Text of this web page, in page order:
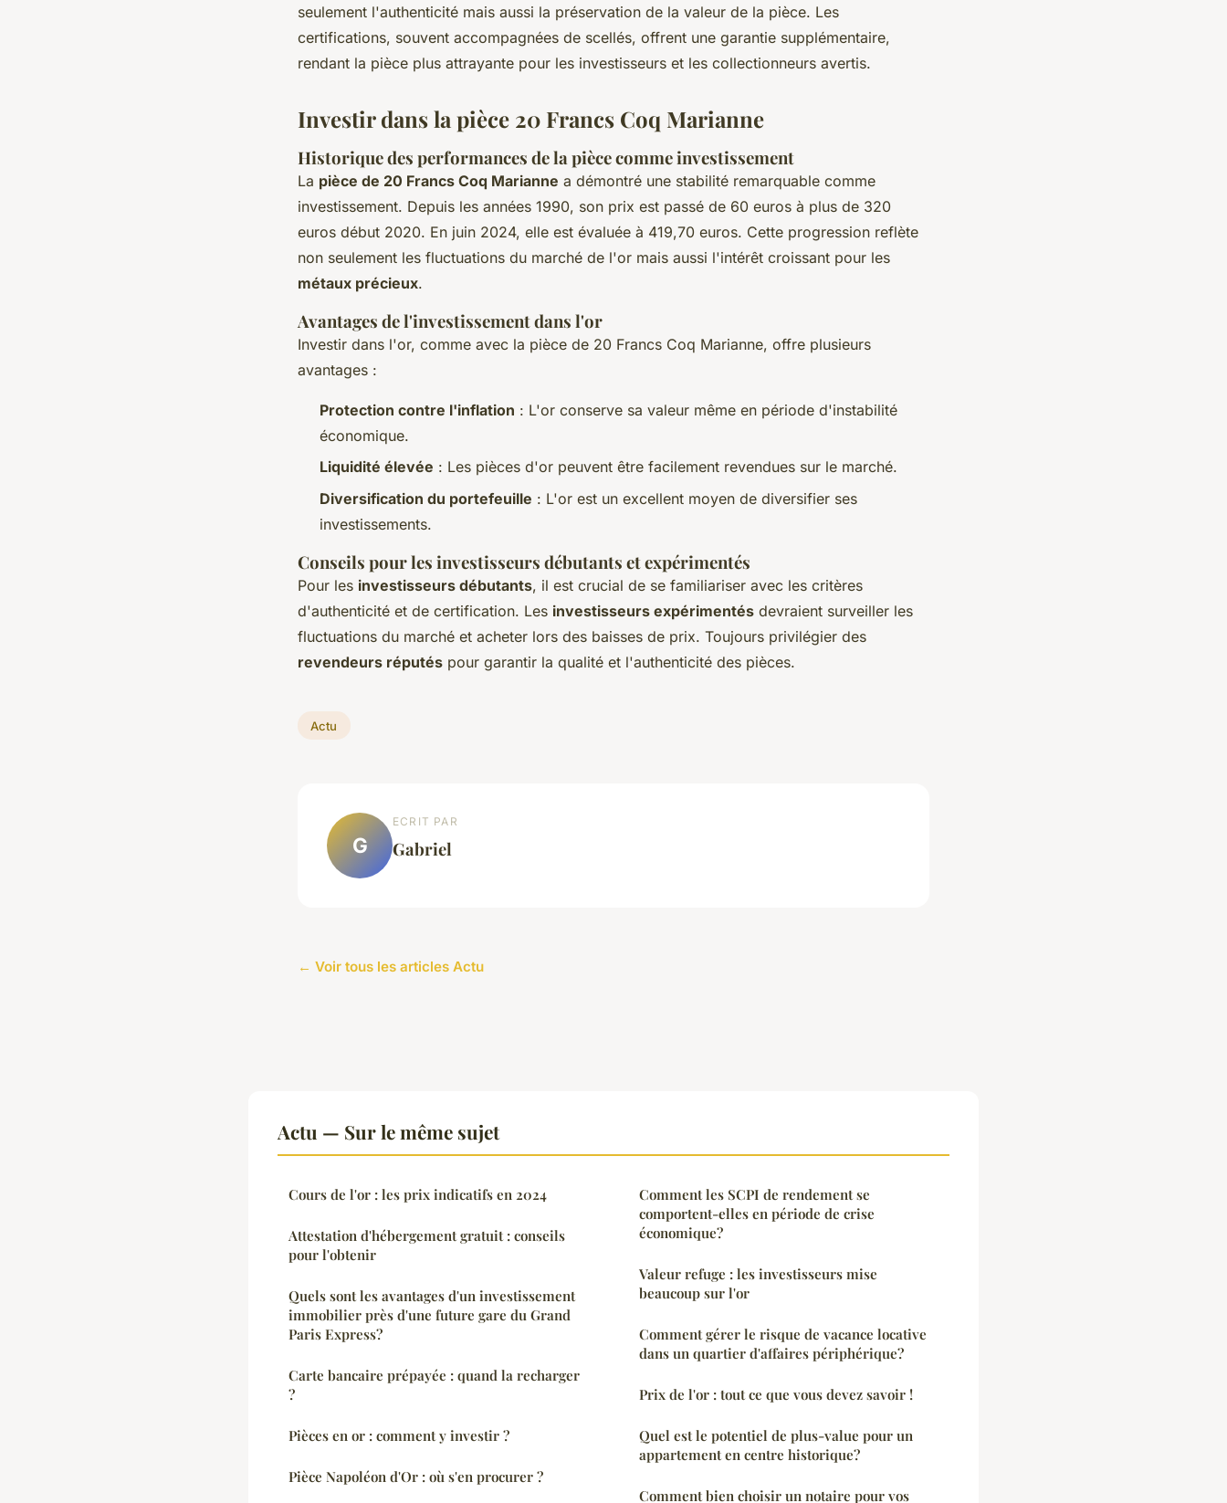
seulement l'authenticité mais aussi la préservation de la valeur de la pièce. Les
certifications, souvent accompagnées de scellés, offrent une garantie supplémentaire,
rendant la pièce plus attrayante pour les investisseurs et les collectionneurs avertis.
Investir dans la pièce 20 Francs Coq Marianne
Historique des performances de la pièce comme investissement
La pièce de 20 Francs Coq Marianne a démontré une stabilité remarquable comme
investissement. Depuis les années 1990, son prix est passé de 60 euros à plus de 320
euros début 2020. En juin 2024, elle est évaluée à 419,70 euros. Cette progression reflète
non seulement les fluctuations du marché de l'or mais aussi l'intérêt croissant pour les
métaux précieux.
Avantages de l'investissement dans l'or
Investir dans l'or, comme avec la pièce de 20 Francs Coq Marianne, offre plusieurs
avantages :
Protection contre l'inflation : L'or conserve sa valeur même en période d'instabilité
économique.
Liquidité élevée : Les pièces d'or peuvent être facilement revendues sur le marché.
Diversification du portefeuille : L'or est un excellent moyen de diversifier ses
investissements.
Conseils pour les investisseurs débutants et expérimentés
Pour les investisseurs débutants, il est crucial de se familiariser avec les critères
d'authenticité et de certification. Les investisseurs expérimentés devraient surveiller les
fluctuations du marché et acheter lors des baisses de prix. Toujours privilégier des
revendeurs réputés pour garantir la qualité et l'authenticité des pièces.
Actu
G
ECRIT PAR
Gabriel
← Voir tous les articles Actu
Actu — Sur le même sujet
Cours de l'or : les prix indicatifs en 2024
Attestation d'hébergement gratuit : conseils
pour l'obtenir
Quels sont les avantages d'un investissement
immobilier près d'une future gare du Grand
Paris Express?
Carte bancaire prépayée : quand la recharger
?
Pièces en or : comment y investir ?
Pièce Napoléon d'Or : où s'en procurer ?
Comment les SCPI de rendement se
comportent-elles en période de crise
économique?
Valeur refuge : les investisseurs mise
beaucoup sur l'or
Comment gérer le risque de vacance locative
dans un quartier d'affaires périphérique?
Prix de l'or : tout ce que vous devez savoir !
Quel est le potentiel de plus-value pour un
appartement en centre historique?
Comment bien choisir un notaire pour vos